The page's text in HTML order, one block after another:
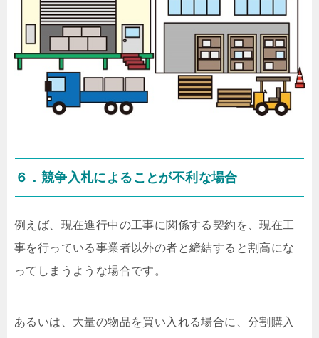
６．競争入札によることが不利な場合
例えば、現在進行中の工事に関係する契約を、現在工
事を行っている事業者以外の者と締結すると割高にな
ってしまうような場合です。
あるいは、大量の物品を買い入れる場合に、分割購入